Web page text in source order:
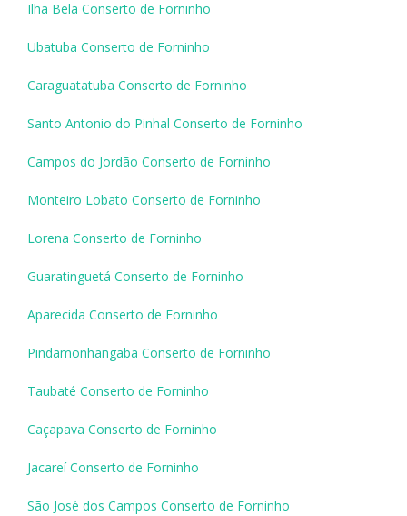
Ilha Bela Conserto de Forninho
Ubatuba Conserto de Forninho
Caraguatatuba Conserto de Forninho
Santo Antonio do Pinhal Conserto de Forninho
Campos do Jordão Conserto de Forninho
Monteiro Lobato Conserto de Forninho
Lorena Conserto de Forninho
Guaratinguetá Conserto de Forninho
Aparecida Conserto de Forninho
Pindamonhangaba Conserto de Forninho
Taubaté Conserto de Forninho
Caçapava Conserto de Forninho
Jacareí Conserto de Forninho
São José dos Campos Conserto de Forninho